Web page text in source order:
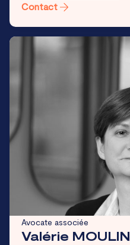
Contact
Avocate associée
Valérie MOULIN